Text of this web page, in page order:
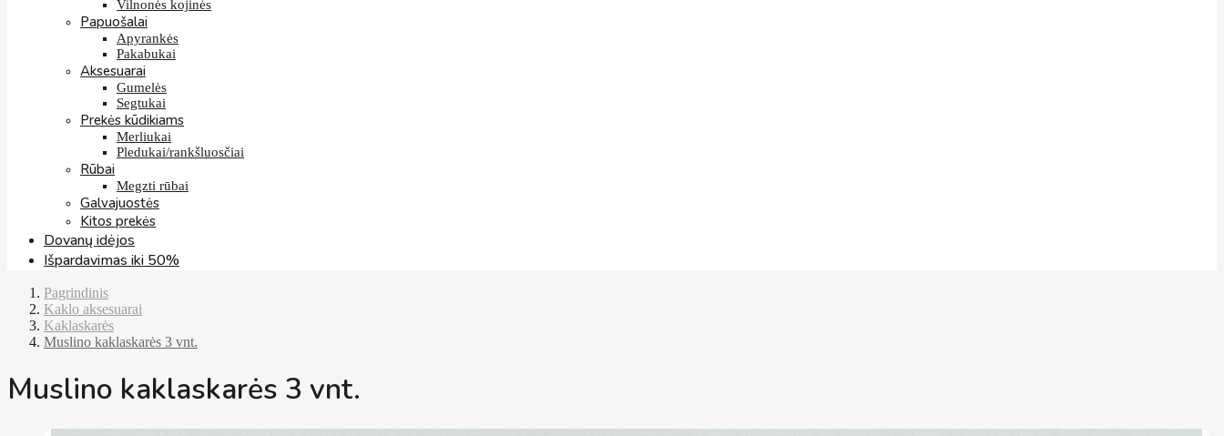
Vilnonės kojinės
Papuošalai
Apyrankės
Pakabukai
Aksesuarai
Gumelės
Segtukai
Prekės kūdikiams
Merliukai
Pledukai/rankšluosčiai
Rūbai
Megzti rūbai
Galvajuostės
Kitos prekės
Dovanų idėjos
Išpardavimas iki 50%
Pagrindinis
Kaklo aksesuarai
Kaklaskarės
Muslino kaklaskarės 3 vnt.
Muslino kaklaskarės 3 vnt.